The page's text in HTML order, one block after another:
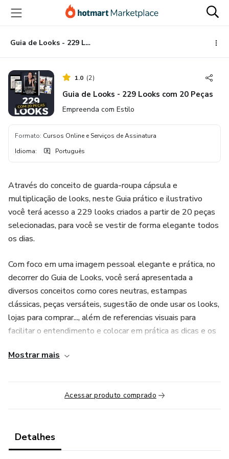
para
conteúdo
principal
para
pagamento
para
rodapé
Guia de Looks - 229 Looks com 20 Peças
1.0 (2)
Guia de Looks - 229 Looks com 20 Peças
Empreenda com Estilo
Formato: Cursos Online e Serviços de Assinatura
Idioma: Português
Através do conceito de guarda-roupa cápsula e
multiplicação de looks, neste Guia prático e ilustrativo
você terá acesso a 229 looks criados a partir de 20 peças
selecionadas, para você se vestir de forma elegante todos
os dias.
Com foco em uma imagem pessoal elegante e prática, no
decorrer do Guia de Looks, você será apresentada a
diversos conceitos como cores neutras, estampas
clássicas, peças versáteis, sugestão de onde usar os looks,
lojas para comprar..., além de referencias visuais para
facilitar o entendimento e colocar em prática as dicas e os
pensado para estimular você se conhecer melhor,
identificar seus gostos pessoais, fazer compras assertivas
e se vestir de forma intencional, rápida e prática no dia a
Afinal de contas, nossas roupas e como nós nos vestimos
Mostrar mais
Acessar produto comprado
Detalhes